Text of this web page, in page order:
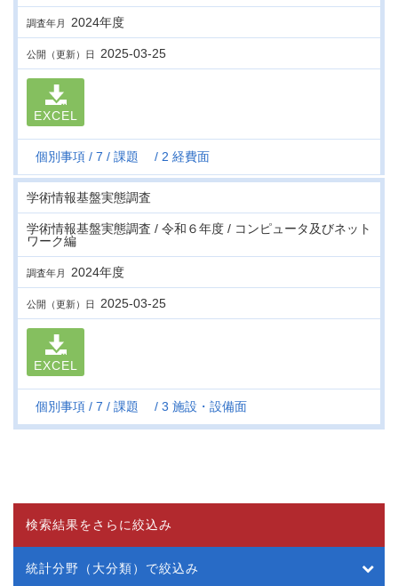
調査年月 2024年度
公開（更新）日 2025-03-25
EXCEL
個別事項 7 課題 2 経費面
学術情報基盤実態調査
学術情報基盤実態調査 / 令和６年度 / コンピュータ及びネット
ワーク編
調査年月 2024年度
公開（更新）日 2025-03-25
EXCEL
個別事項 7 課題 3 施設・設備面
検索結果をさらに絞込み
統計分野（大分類）で絞込み